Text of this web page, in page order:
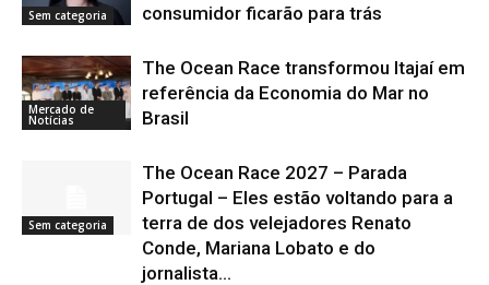
Sem categoria
consumidor ficarão para trás
Mercado de
Notícias
The Ocean Race transformou Itajaí em
referência da Economia do Mar no
Brasil
Sem categoria
The Ocean Race 2027 – Parada
Portugal – Eles estão voltando para a
terra de dos velejadores Renato
Conde, Mariana Lobato e do
jornalista...